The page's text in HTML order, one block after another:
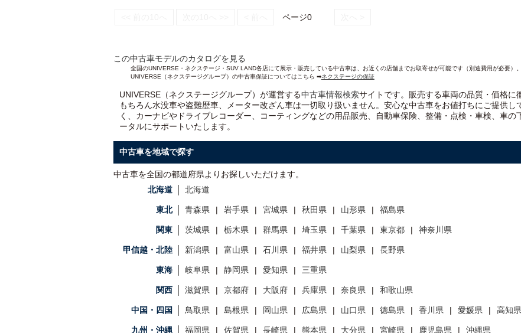
ページ0
この中古車モデルのカタログを見る
全国のUNIVERSE・ネクステージ・SUV LAND各店にて展示・販売している中古車は、お近くの店舗までお取寄せが可能です（別途費用が必要）。
UNIVERSE（ネクステージグループ）の中古車保証についてはこちら ➡ネクステージの保証
UNIVERSE（ネクステージグループ）が運営する中古車情報検索サイトです。販売する車両の品質・価格
もちろん水没車や盗難歴車、メーター改ざん車は一切取り扱いません。安心な中古車をお値打ちに ご提供し
く、カーナビやドライブレコーダー、コーティングなどの用品販売、自動車保険、整備・点検・車検、車の
ータルにサポートいたします。
中古車を地域で探す
中古車を全国の都道府県よりお探しいただけます。
北海道
北海道
東北 青森県 岩手県 宮城県 秋田県 山形県 福島県
関東 茨城県 栃木県 群馬県 埼玉県 千葉県 東京都 神奈川県
甲信越・北陸 新潟県 富山県 石川県 福井県 山梨県 長野県
東海 岐阜県 静岡県 愛知県 三重県
関西 滋賀県 京都府 大阪府 兵庫県 奈良県 和歌山県
中国・四国 鳥取県 島根県 岡山県 広島県 山口県 徳島県 香川県 愛媛県 高知県
九州・沖縄 福岡県 佐賀県 長崎県 熊本県 大分県 宮崎県 鹿児島県 沖縄県